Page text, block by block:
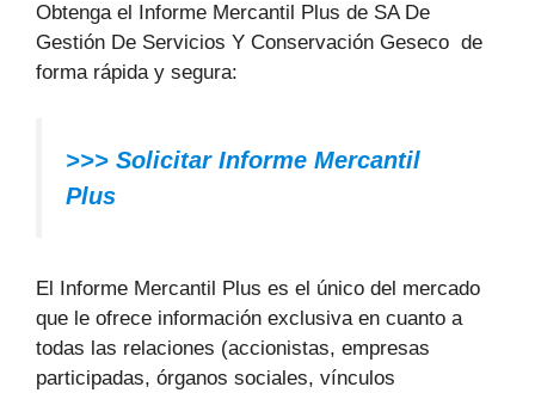
Obtenga el Informe Mercantil Plus de SA De
Gestión De Servicios Y Conservación Geseco de
forma rápida y segura:
>>> Solicitar Informe Mercantil
Plus
El Informe Mercantil Plus es el único del mercado
que le ofrece información exclusiva en cuanto a
todas las relaciones (accionistas, empresas
participadas, órganos sociales, vínculos